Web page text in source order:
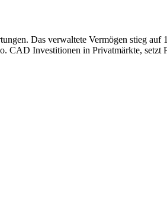
Das verwaltete Vermögen stieg
CAD Investitionen in Privatmärkte, setzt